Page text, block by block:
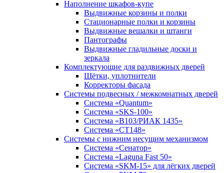
Наполнение шкафов-купе
Выдвижные корзины и полки
Стационарные полки и корзины
Выдвижные вешалки и штанги
Пантографы
Выдвижные гладильные доски и
зеркала
Комплектующие для раздвижных дверей
Щётки, уплотнители
Корректоры фасада
Системы подвесных / межкомнатных дверей
Система «Quantum»
Система «SKS-100»
Система «B103/РИАК 1435»
Система «СТ148»
Системы с нижним несущим механизмом
Система «Сенатор»
Система «Laguna Fast 50»
Система «SKM-15» для лёгких дверей